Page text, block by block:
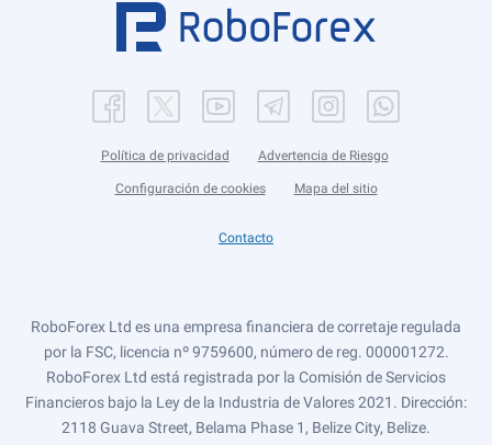
Política de privacidad Advertencia de Riesgo
Configuración de cookies Mapa del sitio
Contacto
RoboForex Ltd es una empresa financiera de corretaje regulada
por la FSC, licencia nº 9759600, número de reg. 000001272.
RoboForex Ltd está registrada por la Comisión de Servicios
Financieros bajo la Ley de la Industria de Valores 2021. Dirección:
2118 Guava Street, Belama Phase 1, Belize City, Belize.